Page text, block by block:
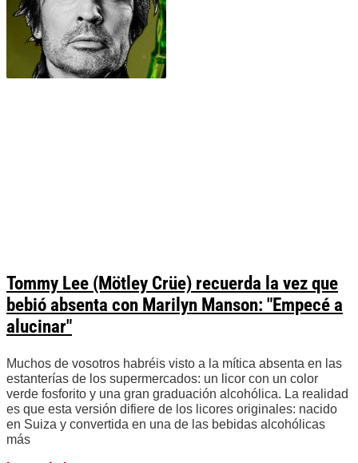
Tommy Lee (Mötley Crüe) recuerda la vez que
bebió absenta con Marilyn Manson: "Empecé a
alucinar"
Muchos de vosotros habréis visto a la mítica absenta en las
estanterías de los supermercados: un licor con un color
verde fosforito y una gran graduación alcohólica. La realidad
es que esta versión difiere de los licores originales: nacido
en Suiza y convertida en una de las bebidas alcohólicas
más